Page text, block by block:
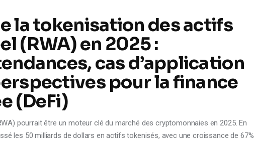
la tokenisation des actifs
(RWA) en 2025 :
cas d’application
pour la finance
(DeFi)
pourrait être un moteur clé du marché des cryptomonnaies en 2025. En
les 50 milliards de dollars en actifs tokenisés, avec une croissance de 67%